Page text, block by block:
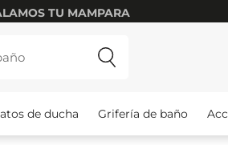
TU MAMPARA
de ducha Grifería de baño